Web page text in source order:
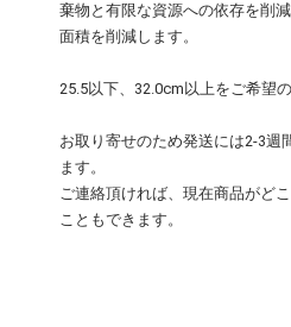
棄物と有限な資源への依存を削
面積を削減します。
25.5以下、32.0cm以上をご希望
お取り寄せのため発送には2-3週
ます。
ご連絡頂ければ、現在商品がど
こともできます。